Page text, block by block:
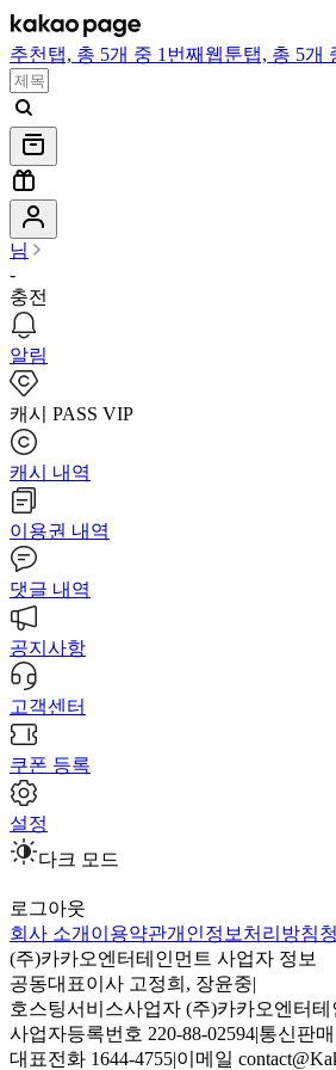
추천 탭, 총 5개 중 1번째 웹툰탭, 총 5개
님
-
충전
알림
캐시 PASS VIP
캐시 내역
이용권 내역
댓글 내역
공지사항
고객센터
쿠폰 등록
설정
다크 모드
로그아웃
회사 소개 이용약관개인정보처리방침
(주)카카오엔터테인먼트 사업자 정보
공동대표이사 고정희, 장윤중|
호스팅서비스사업자 (주)카카오엔터테
사업자등록번호 220-88-02594|통신판
대표전화 1644-4755|이메일